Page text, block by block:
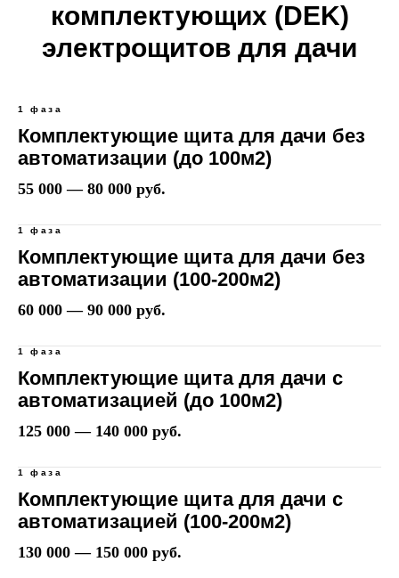
комплектующих (DEK)
электрощитов для дачи
1 фаза
Комплектующие щита для дачи без
автоматизации (до 100м2)
55 000 — 80 000 руб.
1 фаза
Комплектующие щита для дачи без
автоматизации (100-200м2)
60 000 — 90 000 руб.
1 фаза
Комплектующие щита для дачи с
автоматизацией (до 100м2)
125 000 — 140 000 руб.
1 фаза
Комплектующие щита для дачи с
автоматизацией (100-200м2)
130 000 — 150 000 руб.